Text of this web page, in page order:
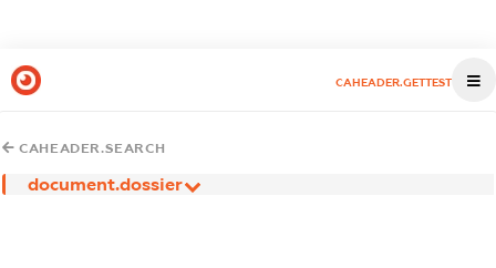
CAHEADER.GETTEST
CAHEADER.SEARCH
document.dossier